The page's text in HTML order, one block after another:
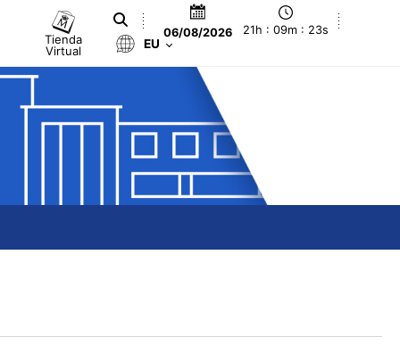
Tienda
Virtual
06/08/2026 21h : 09m : 24s
EU